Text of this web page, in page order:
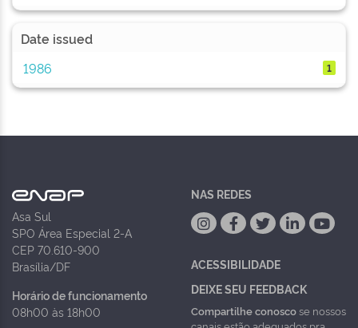
Date issued
1986
1
Asa Sul
SPO Área Especial 2-A
CEP 70.610-900
Brasília/DF
Horário de funcionamento
08h00 às 18h00
NAS REDES
ACESSIBILIDADE
DEIXE SEU FEEDBACK
Compartilhe conoscose nossos